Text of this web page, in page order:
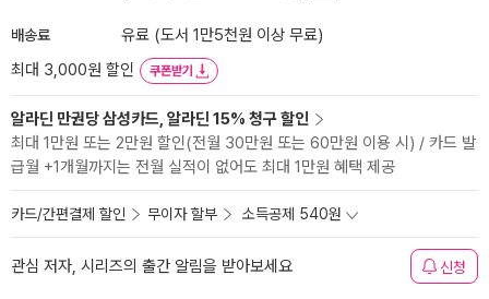
배송료
유료 (도서 1만5천원 이상 무료)
최대 3,000원 할인
쿠폰받기
알라딘 만권당 삼성카드, 알라딘 15% 청구 할인
최대 1만원 또는 2만원 할인(전월 30만원 또는 60만원 이용 시) / 카드 발
급월 +1개월까지는 전월 실적이 없어도 최대 1만원 혜택 제공
카드/간편결제 할인 무이자 할부 소득공제 540원
관심 저자, 시리즈의 출간 알림을 받아보세요 신청